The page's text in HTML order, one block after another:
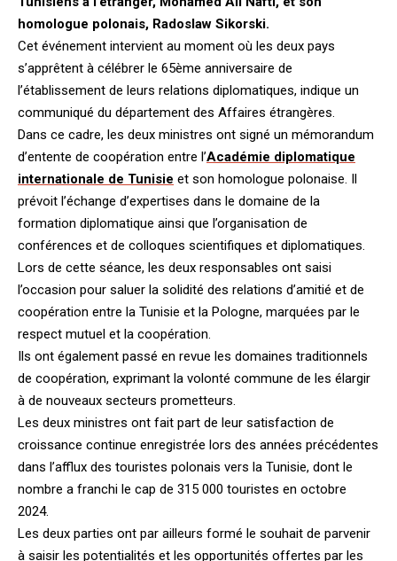
homologue polonais, Radoslaw Sikorski.
Cet événement intervient au moment où les deux pays
s’apprêtent à célébrer le 65ème anniversaire de
l’établissement de leurs relations diplomatiques, indique un
communiqué du département des Affaires étrangères.
Dans ce cadre, les deux ministres ont signé un mémorandum
d’entente de coopération entre l’Académie diplomatique
internationale de Tunisie et son homologue polonaise. Il
prévoit l’échange d’expertises dans le domaine de la
formation diplomatique ainsi que l’organisation de
conférences et de colloques scientifiques et diplomatiques.
Lors de cette séance, les deux responsables ont saisi
l’occasion pour saluer la solidité des relations d’amitié et de
coopération entre la Tunisie et la Pologne, marquées par le
respect mutuel et la coopération.
Ils ont également passé en revue les domaines traditionnels
de coopération, exprimant la volonté commune de les élargir
à de nouveaux secteurs prometteurs.
Les deux ministres ont fait part de leur satisfaction de
croissance continue enregistrée lors des années précédentes
dans l’afflux des touristes polonais vers la Tunisie, dont le
nombre a franchi le cap de 315 000 touristes en octobre
2024.
Les deux parties ont par ailleurs formé le souhait de parvenir
à saisir les potentialités et les opportunités offertes par les